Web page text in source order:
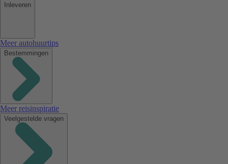
Inleveren
Meer autohuurtips
Bestemmingen
Meer reisinspiratie
Veelgestelde vragen